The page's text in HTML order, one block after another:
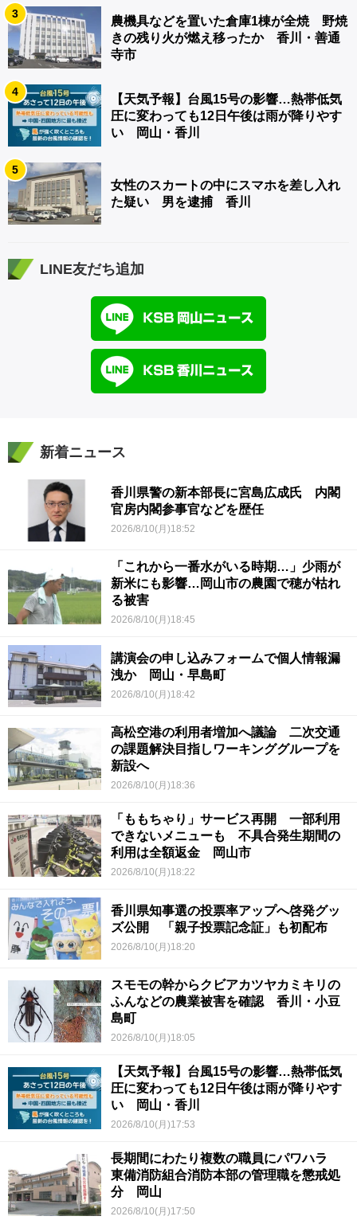
3
農機具などを置いた倉庫1棟が全焼 野焼
きの残り火が燃え移ったか 香川・善通
寺市
4
【天気予報】台風15号の影響…熱帯低気
圧に変わっても12日午後は雨が降りやす
い 岡山・香川
5
女性のスカートの中にスマホを差し入れ
た疑い 男を逮捕 香川
LINE友だち追加
新着ニュース
香川県警の新本部長に宮島広成氏 内閣
官房内閣参事官などを歴任
2026/8/10(月)18:52
「これから一番水がいる時期…」少雨が
新米にも影響…岡山市の農園で穂が枯れ
る被害
2026/8/10(月)18:45
講演会の申し込みフォームで個人情報漏
洩か 岡山・早島町
2026/8/10(月)18:42
高松空港の利用者増加へ議論 二次交通
の課題解決目指しワーキンググループを
新設へ
2026/8/10(月)18:36
「ももちゃり」サービス再開 一部利用
できないメニューも 不具合発生期間の
利用は全額返金 岡山市
2026/8/10(月)18:22
香川県知事選の投票率アップへ啓発グッ
ズ公開 「親子投票記念証」も初配布
2026/8/10(月)18:20
スモモの幹からクビアカツヤカミキリの
ふんなどの農業被害を確認 香川・小豆
島町
2026/8/10(月)18:05
【天気予報】台風15号の影響…熱帯低気
圧に変わっても12日午後は雨が降りやす
い 岡山・香川
2026/8/10(月)17:53
長期間にわたり複数の職員にパワハラ
東備消防組合消防本部の管理職を懲戒処
分 岡山
2026/8/10(月)17:50